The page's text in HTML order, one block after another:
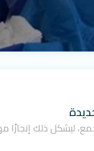
التجمع، ليشكل ذلك